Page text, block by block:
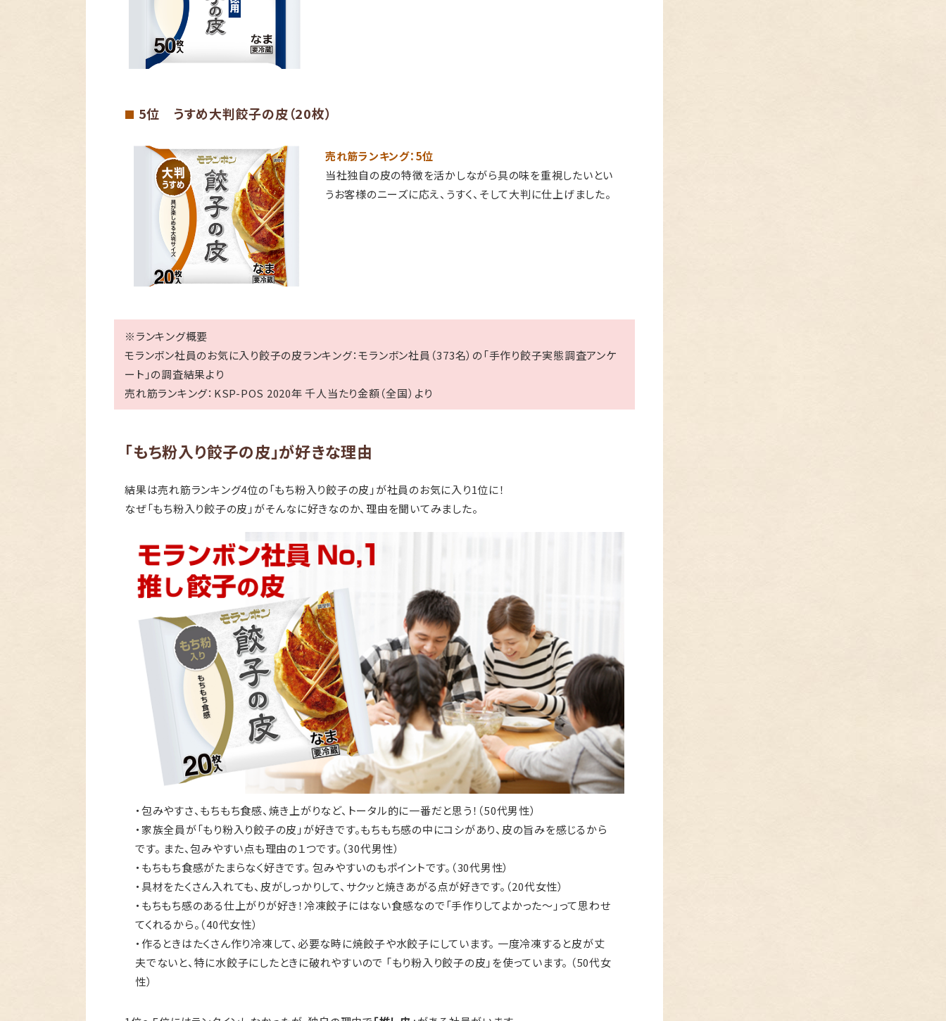
■ 5位 うすめ大判餃子の皮（20枚）
売れ筋ランキング：5位
当社独自の皮の特徴を活かしながら具の味を重視したいとい
うお客様のニーズに応え、うすく、そして大判に仕上げました。
※ランキング概要
モランボン社員のお気に入り餃子の皮ランキング：モランボン社員（373名）の「手作り餃子実態調査アンケ
ート」の調査結果より
売れ筋ランキング：KSP-POS 2020年 千人当たり金額（全国）より
「もち粉入り餃子の皮」が好きな理由
結果は売れ筋ランキング4位の「もち粉入り餃子の皮」が社員のお気に入り1位に！
なぜ「もち粉入り餃子の皮」がそんなに好きなのか、理由を聞いてみました。
・包みやすさ、もちもち食感、焼き上がりなど、トータル的に一番だと思う！（50代男性）
・家族全員が「もり粉入り餃子の皮」が好きです。もちもち感の中にコシがあり、皮の旨みを感じるから
です。 また、包みやすい点も理由の１つです。（30代男性）
・もちもち食感がたまらなく好きです。 包みやすいのもポイントです。（30代男性）
・具材をたくさん入れても、皮がしっかりして、サクッと焼きあがる点が好きです。（20代女性）
・もちもち感のある仕上がりが好き！冷凍餃子にはない食感なので「手作りしてよかった～」って思わせ
てくれるから。（40代女性）
・作るときはたくさん作り冷凍して、必要な時に焼餃子や水餃子にしています。 一度冷凍すると皮が丈
夫でないと、特に水餃子にしたときに破れやすいので 「もり粉入り餃子の皮」を使っています。 （50代女
性）